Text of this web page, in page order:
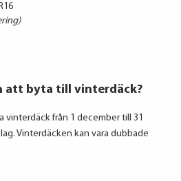
att byta till vinterdäck?
vinterdäck från 1 december till 31
Vinterdäcken kan vara dubbade